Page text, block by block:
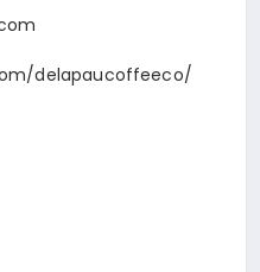
delapaucoffeeco/